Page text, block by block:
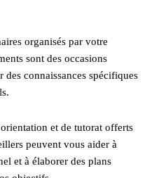
organisés par votre
sont des occasions
des connaissances spécifiques
et de tutorat offerts
peuvent vous aider à
et à élaborer des plans